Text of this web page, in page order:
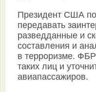
Президент США
передавать
разведданные и
составления и
в терроризме.
таких лиц и
авиапассажиров.